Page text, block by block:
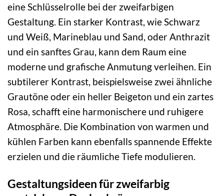
eine Schlüsselrolle bei der zweifarbigen
Gestaltung. Ein starker Kontrast, wie Schwarz
und Weiß, Marineblau und Sand, oder Anthrazit
und ein sanftes Grau, kann dem Raum eine
moderne und grafische Anmutung verleihen. Ein
subtilerer Kontrast, beispielsweise zwei ähnliche
Grautöne oder ein heller Beigeton und ein zartes
Rosa, schafft eine harmonischere und ruhigere
Atmosphäre. Die Kombination von warmen und
kühlen Farben kann ebenfalls spannende Effekte
erzielen und die räumliche Tiefe modulieren.
Gestaltungsideen für zweifarbig